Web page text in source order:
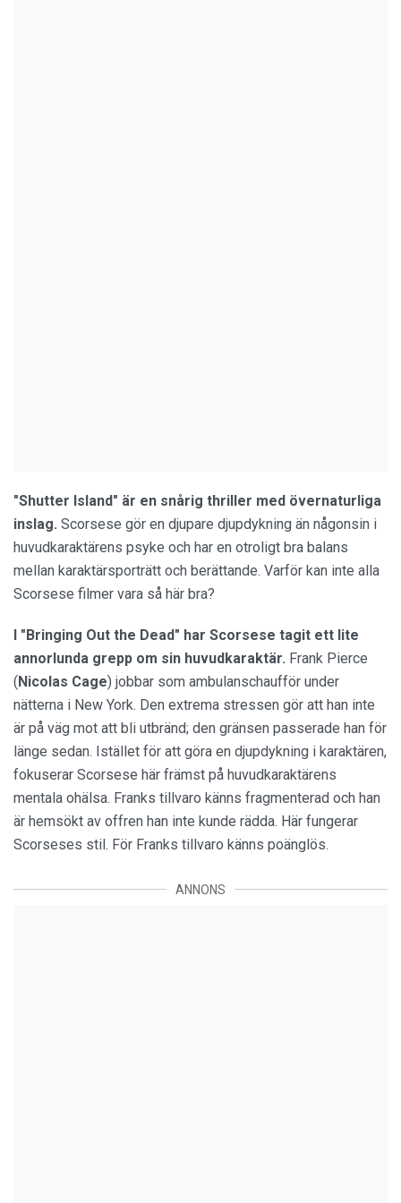
"Shutter Island" är en snårig thriller med övernaturliga
inslag. Scorsese gör en djupare djupdykning än någonsin i
huvudkaraktärens psyke och har en otroligt bra balans
mellan karaktärsporträtt och berättande. Varför kan inte alla
Scorsese filmer vara så här bra?
I "Bringing Out the Dead" har Scorsese tagit ett lite
annorlunda grepp om sin huvudkaraktär. Frank Pierce
(Nicolas Cage) jobbar som ambulanschaufför under
nätterna i New York. Den extrema stressen gör att han inte
är på väg mot att bli utbränd; den gränsen passerade han för
länge sedan. Istället för att göra en djupdykning i karaktären,
fokuserar Scorsese här främst på huvudkaraktärens
mentala ohälsa. Franks tillvaro känns fragmenterad och han
är hemsökt av offren han inte kunde rädda. Här fungerar
Scorseses stil. För Franks tillvaro känns poänglös.
ANNONS